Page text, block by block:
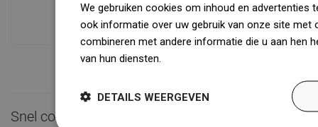
dan 1500.000 beschikbare producten!
Snel contact 
We gebruiken cookies om inhoud en advertenties
ook informatie over uw gebruik van onze site met
combineren met andere informatie die u aan hen
van hun diensten.
DETAILS WEERGEVEN